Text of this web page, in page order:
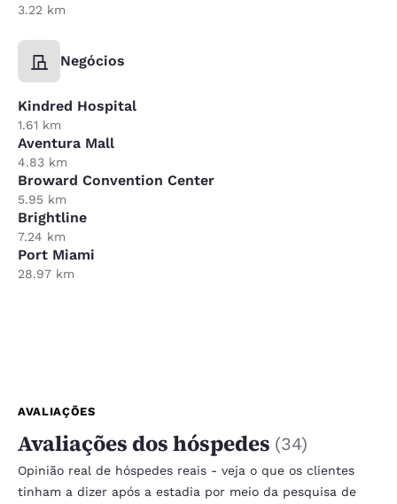
3.22 km
Negócios
Kindred Hospital
1.61 km
Aventura Mall
4.83 km
Broward Convention Center
5.95 km
Brightline
7.24 km
Port Miami
28.97 km
AVALIAÇÕES
Avaliações dos hóspedes (34)
Opinião real de hóspedes reais - veja o que os clientes
tinham a dizer após a estadia por meio da pesquisa de